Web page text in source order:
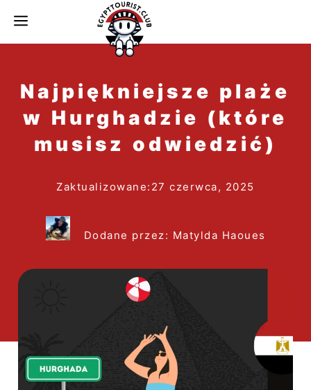
MENU
Najpiękniejsze plaże
w Hurghadzie (które
musisz odwiedzić)
Zaktualizowane: 27 czerwca, 2025
Dodane przez: Matylda Haoues